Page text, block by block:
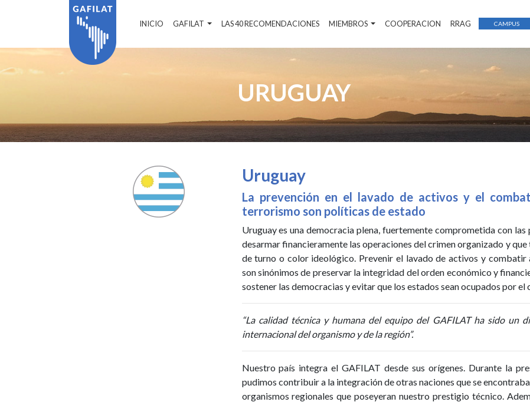
INICIO GAFILAT LAS 40 RECOMENDACIONES MIEMBROS COOPERACION RRAG CAMPUS
URUGUAY
Uruguay
La prevención en el lavado de activos y el
terrorismo son políticas de estado
Uruguay es una democracia plena, fuertemente comprometida con
desarmar financieramente las operaciones del crimen organizado y
de turno o color ideológico. Prevenir el lavado de activos y
son sinónimos de preservar la integridad del orden económico y
sostener las democracias y evitar que los estados sean ocupados por el
“La calidad técnica y humana del equipo del GAFILAT ha sido un
internacional del organismo y de la región”.
Nuestro país integra el GAFILAT desde sus orígenes. Durante la
pudimos contribuir a la integración de otras naciones que se
organismos regionales que poseyeran nuestro prestigio técnico.